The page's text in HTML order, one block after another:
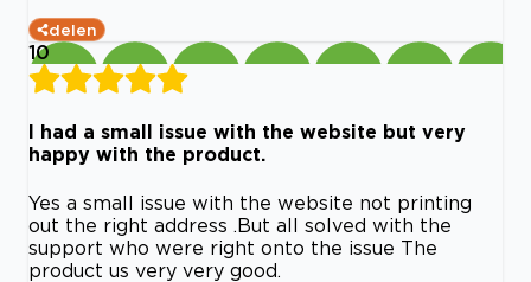
delen
10
I had a small issue with the website but very
happy with the product.
Yes a small issue with the website not printing
out the right address .But all solved with the
support who were right onto the issue The
product us very very good.